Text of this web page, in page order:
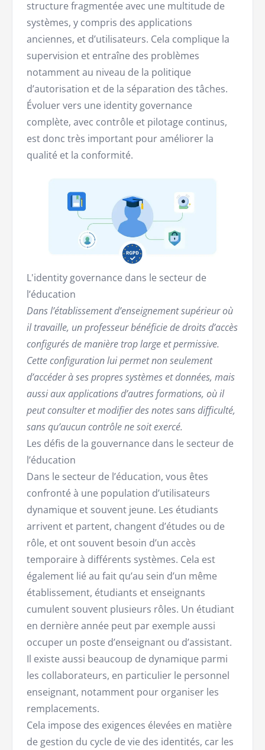
structure fragmentée avec une multitude de
systèmes, y compris des applications
anciennes, et d’utilisateurs. Cela complique la
supervision et entraîne des problèmes
notamment au niveau de la politique
d’autorisation et de la séparation des tâches.
Évoluer vers une identity governance
complète, avec contrôle et pilotage continus,
est donc très important pour améliorer la
qualité et la conformité.
L'identity governance dans le secteur de
l’éducation
Dans l’établissement d’enseignement supérieur où
il travaille, un professeur bénéficie de droits d’accès
configurés de manière trop large et permissive.
Cette configuration lui permet non seulement
d’accéder à ses propres systèmes et données, mais
aussi aux applications d’autres formations, où il
peut consulter et modifier des notes sans difficulté,
sans qu’aucun contrôle ne soit exercé.
Les défis de la gouvernance dans le secteur de
l’éducation
Dans le secteur de l’éducation, vous êtes
confronté à une population d’utilisateurs
dynamique et souvent jeune. Les étudiants
arrivent et partent, changent d’études ou de
rôle, et ont souvent besoin d’un accès
temporaire à différents systèmes. Cela est
également lié au fait qu’au sein d’un même
établissement, étudiants et enseignants
cumulent souvent plusieurs rôles. Un étudiant
en dernière année peut par exemple aussi
occuper un poste d’enseignant ou d’assistant.
Il existe aussi beaucoup de dynamique parmi
les collaborateurs, en particulier le personnel
enseignant, notamment pour organiser les
remplacements.
Cela impose des exigences élevées en matière
de gestion du cycle de vie des identités, car les